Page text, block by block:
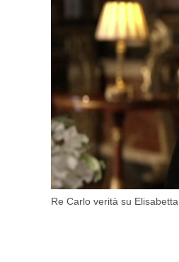
Re Carlo verità su Elisabetta